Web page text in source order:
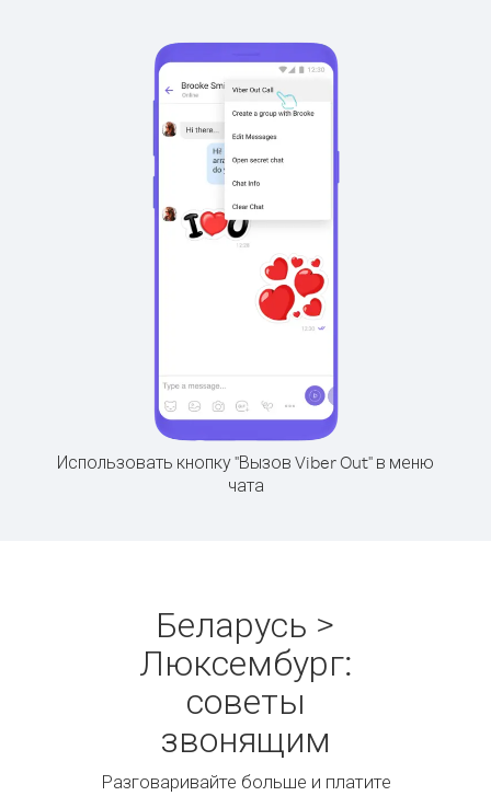
Использовать кнопку "Вызов Viber Out" в меню
чата
Беларусь >
Люксембург:
советы
звонящим
Разговаривайте больше и платите